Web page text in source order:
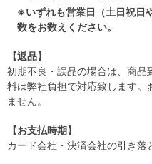
※いずれも営業日（土日祝日
数をお数えください。
【返品】
初期不良・誤品の場合は、商品
料は弊社負担で対応致します。
ません。
【お支払時期】
カード会社・決済会社の引き落